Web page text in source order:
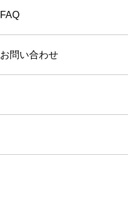
FAQ
お問い合わせ